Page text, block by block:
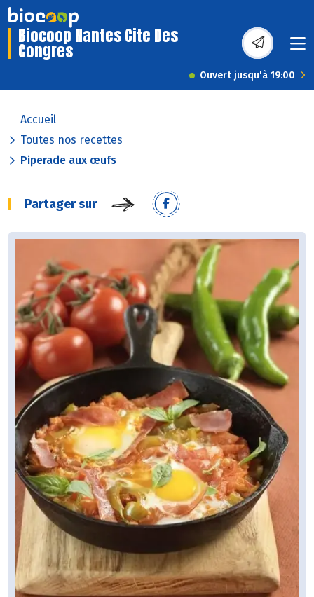
Biocoop Nantes Cite Des
Congres
Ouvert jusqu'à 19:00
Accueil
Toutes nos recettes
Piperade aux œufs
Partager sur